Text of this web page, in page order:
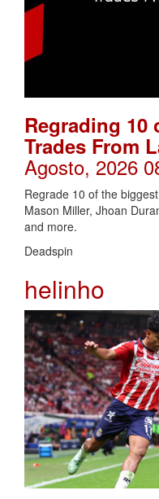
Regrading 10
Trades From
Agosto, 2026
Regrade 10 of the
Mason Miller, Jhoan
and more.
Deadspin
helinho